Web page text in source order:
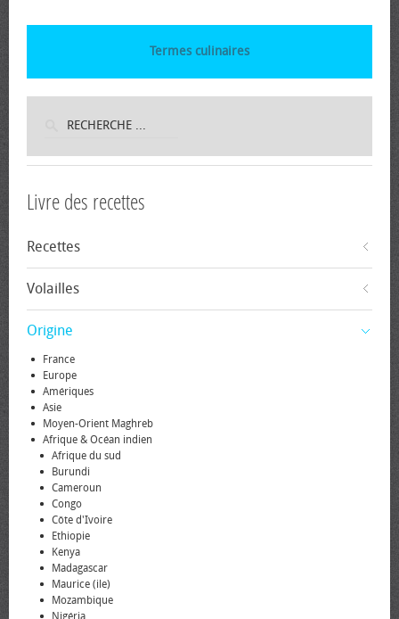
Termes culinaires
Livre des recettes
Recettes
Volailles
Origine
France
Europe
Amériques
Asie
Moyen-Orient Maghreb
Afrique & Océan indien
Afrique du sud
Burundi
Cameroun
Congo
Côte d'Ivoire
Ethiopie
Kenya
Madagascar
Maurice (ile)
Mozambique
Nigéria